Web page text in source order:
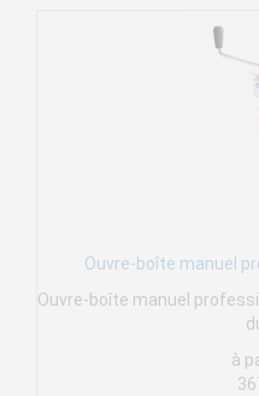
Ouvre-boîte manuel
Ouvre-boîte manuel
à